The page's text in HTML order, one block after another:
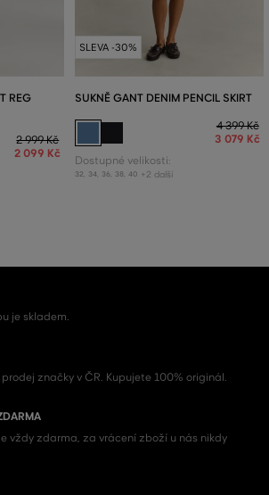
REG
2 999 Kč
2 099 Kč
SLEVA -30%
SUKNĚ GANT DENIM PENCIL SKIRT
4 399 Kč
3 079 Kč
Dostupné velikosti:
32 34 36 38 40 +2 další
je skladem.
značky v ČR. Kupujete 100% originál.
vždy zdarma, za vrácení zboží u nás nikdy